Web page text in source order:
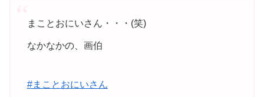
まことおにいさん・・・(笑)
なかなかの、画伯
#まことおにいさん